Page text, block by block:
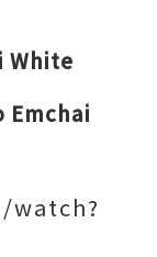
White
Emchai